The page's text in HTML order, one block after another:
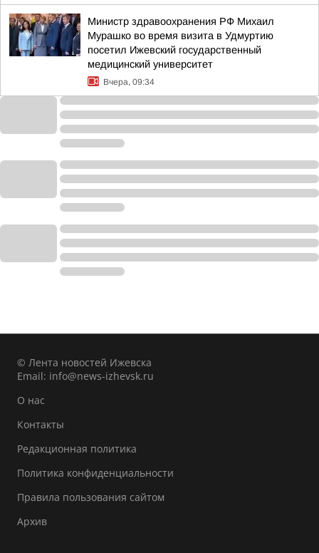
Министр здравоохранения РФ Михаил
Мурашко во время визита в Удмуртию
посетил Ижевский государственный
медицинский университет
Вчера, 09:34
© Лента новостей Ижевска
Email: info@news-izhevsk.ru
О нас
Контакты
Редакционная политика
Политика конфиденциальности
Правила пользования сайтом
Архив